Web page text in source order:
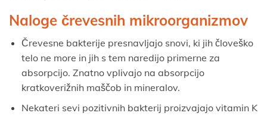
Naloge črevesnih mikroorganizmov
Črevesne bakterije presnavljajo snovi, ki jih človeško
telo ne more in jih s tem naredijo primerne za
absorpcijo. Znatno vplivajo na absorpcijo
kratkoverižnih maščob in mineralov.
Nekateri sevi pozitivnih bakterij proizvajajo vitamin K